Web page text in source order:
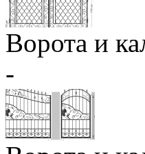
Ворота и
-